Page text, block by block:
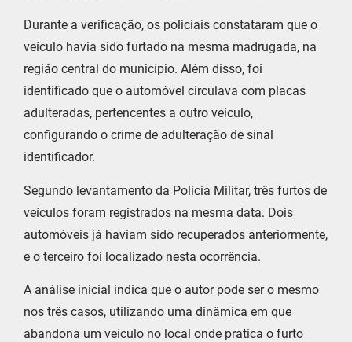
Durante a verificação, os policiais constataram que o
veículo havia sido furtado na mesma madrugada, na
região central do município. Além disso, foi
identificado que o automóvel circulava com placas
adulteradas, pertencentes a outro veículo,
configurando o crime de adulteração de sinal
identificador.
Segundo levantamento da Polícia Militar, três furtos de
veículos foram registrados na mesma data. Dois
automóveis já haviam sido recuperados anteriormente,
e o terceiro foi localizado nesta ocorrência.
A análise inicial indica que o autor pode ser o mesmo
nos três casos, utilizando uma dinâmica em que
abandona um veículo no local onde pratica o furto